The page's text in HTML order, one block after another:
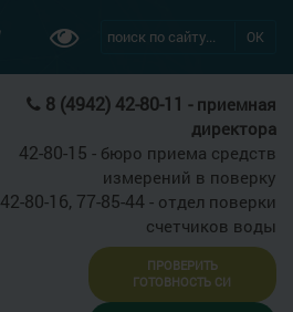
ОК
8 (4942) 42-80-11 - приемная
директора
42-80-15 - бюро приема средств
измерений в поверку
42-80-16, 77-85-44 - отдел поверки
счетчиков воды
ПРОВЕРИТЬ
ГОТОВНОСТЬ СИ